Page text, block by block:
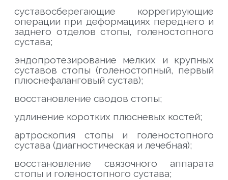
суставосберегающие коррегирующие
операции при деформациях переднего и
заднего отделов стопы, голеностопного
сустава;
эндопротезирование мелких и крупных
суставов стопы (голеностопный, первый
плюснефаланговый сустав);
восстановление сводов стопы;
удлинение коротких плюсневых костей;
артроскопия стопы и голеностопного
сустава (диагностическая и лечебная);
восстановление связочного аппарата
стопы и голеностопного сустава;